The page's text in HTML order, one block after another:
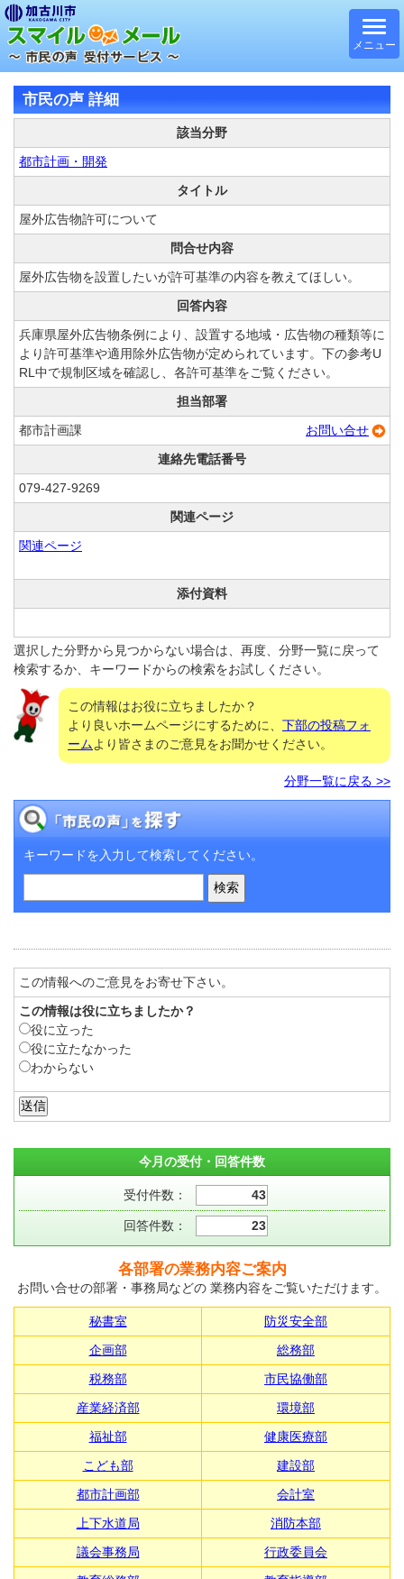
メニュー
市民の声 詳細
該当分野
都市計画・開発
タイトル
屋外広告物許可について
問合せ内容
屋外広告物を設置したいが許可基準の内容を教えてほしい。
回答内容
兵庫県屋外広告物条例により、設置する地域・広告物の種類等に
より許可基準や適用除外広告物が定められています。下の参考U
RL中で規制区域を確認し、各許可基準をご覧ください。
担当部署
お問い合せ
都市計画課
連絡先電話番号
079-427-9269
関連ページ
関連ページ
添付資料
選択した分野から見つからない場合は、再度、分野一覧に戻って
検索するか、キーワードからの検索をお試しください。
この情報はお役に立ちましたか？
より良いホームページにするために、 下部の投稿フォ
ームより皆さまのご意見をお聞かせください。
分野一覧に戻る >>
キーワードを入力して検索してください。
この情報へのご意見をお寄せ下さい。
この情報は役に立ちましたか？
役に立った
役に立たなかった
わからない
今月の受付・回答件数
受付件数： 43
回答件数： 23
各部署の業務内容ご案内
お問い合せの部署・事務局などの 業務内容をご覧いただけます。
秘書室
防災安全部
企画部
総務部
税務部
市民協働部
産業経済部
環境部
福祉部
健康医療部
こども部
建設部
都市計画部
会計室
上下水道局
消防本部
議会事務局
行政委員会